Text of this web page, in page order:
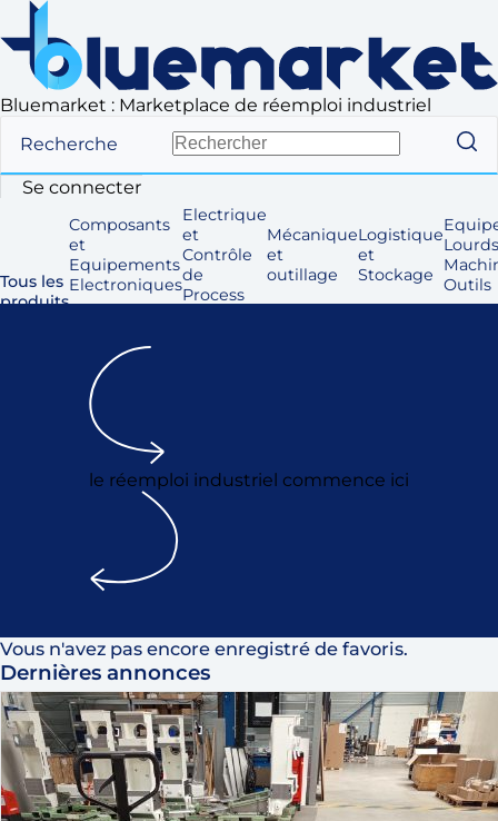
Bluemarket : Marketplace de réemploi industriel
Recherche
Se connecter
Tous les
produits
Composants
et
Equipements
Electroniques
Electrique
et
Contrôle
de
Process
Mécanique
et
outillage
Logistique
et
Stockage Outils
le réemploi industriel commence ici
Vous n'avez pas encore enregistré de favoris.
Dernières annonces